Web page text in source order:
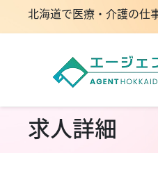
北海道で医療・介護の仕
求人詳細